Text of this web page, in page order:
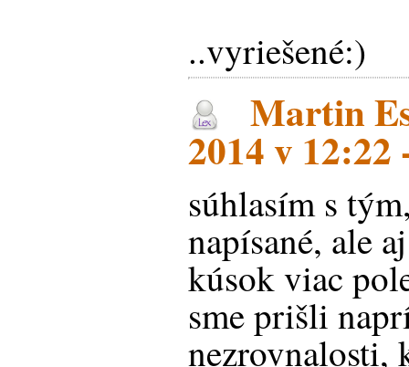
..vyriešené:)
Martin
2014 v 12:22
súhlasím s
napísané, ale
kúsok viac
sme prišli
nezrovnalosti,